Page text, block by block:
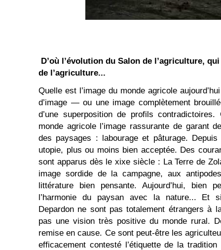
D’où l’évolution du Salon de l’agriculture,
de l’agriculture...
Quelle est l’image du monde agricole
d’image — ou une image complètement
d’une superposition de profils
monde agricole l’image rassurante de garant
des paysages : labourage et pâturage. Depuis
utopie, plus ou moins bien acceptée. Des
sont apparus dès le xixe siècle : La Terre de
image sordide de la campagne, aux
littérature bien pensante. Aujourd’hui, bien
l’harmonie du paysan avec la nature... Et
Depardon ne sont pas totalement étrangers à
pas une vision très positive du monde rural.
remise en cause. Ce sont peut-être les
efficacement contesté l’étiquette de la